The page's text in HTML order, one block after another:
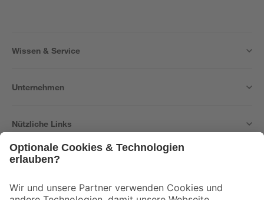
Wissen & Service
Unternehmen
Nützliche Links
Der toom Newsletter: Keine Angebote und Aktionen mehr verpassen!